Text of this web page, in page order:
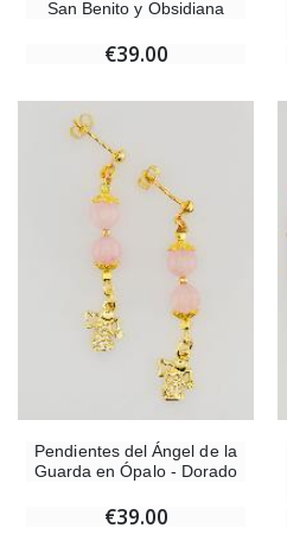
San Benito y Obsidiana
€39.00
Pendientes del Ángel de la
Guarda en Ópalo - Dorado
€39.00
€5.00
€23.00
€59.90